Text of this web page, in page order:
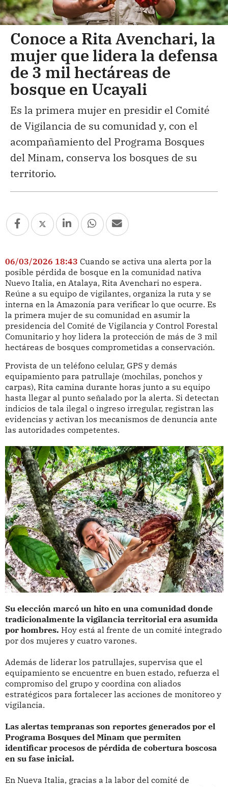
Conoce a Rita Avenchari, la
mujer que lidera la defensa
de 3 mil hectáreas de
bosque en Ucayali
Es la primera mujer en presidir el Comité
de Vigilancia de su comunidad y, con el
acompañamiento del Programa Bosques
del Minam, conserva los bosques de su
territorio.
06/03/2026 18:43 Cuando se activa una alerta por la
posible pérdida de bosque en la comunidad nativa
Nuevo Italia, en Atalaya, Rita Avenchari no espera.
Reúne a su equipo de vigilantes, organiza la ruta y se
interna en la Amazonía para verificar lo que ocurre. Es
la primera mujer de su comunidad en asumir la
presidencia del Comité de Vigilancia y Control Forestal
Comunitario y hoy lidera la protección de más de 3 mil
hectáreas de bosques comprometidas a conservación.
Provista de un teléfono celular, GPS y demás
equipamiento para patrullaje (mochilas, ponchos y
carpas), Rita camina durante horas junto a su equipo
hasta llegar al punto señalado por la alerta. Si detectan
indicios de tala ilegal o ingreso irregular, registran las
evidencias y activan los mecanismos de denuncia ante
las autoridades competentes.
Su elección marcó un hito en una comunidad donde
tradicionalmente la vigilancia territorial era asumida
por hombres. Hoy está al frente de un comité integrado
por dos mujeres y cuatro varones.
Además de liderar los patrullajes, supervisa que el
equipamiento se encuentre en buen estado, refuerza el
compromiso del grupo y coordina con aliados
estratégicos para fortalecer las acciones de monitoreo y
vigilancia.
Las alertas tempranas son reportes generados por el
Programa Bosques del Minam que permiten
identificar procesos de pérdida de cobertura boscosa
en su fase inicial.
En Nueva Italia, gracias a la labor del comité de